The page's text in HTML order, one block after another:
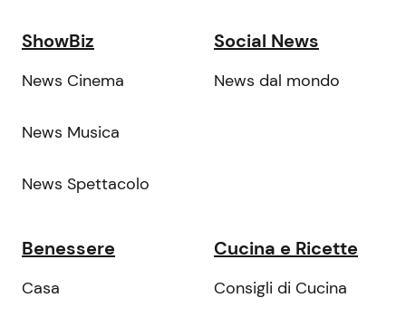
ShowBiz
News Cinema
News Musica
News Spettacolo
Social News
News dal mondo
Benessere
Casa
Cucina e Ricette
Consigli di Cucina